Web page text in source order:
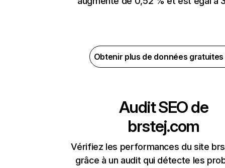
Obtenir plus de données
Audit SEO de
brstej.com
Vérifiez les performances du site
grâce à un audit qui détecte les